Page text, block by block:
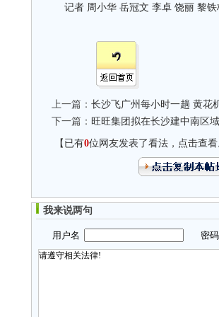
记者 周小华 岳冠文 李卓 饶丽 黎铁
上一篇： 长沙飞广州每小时一趟 黄花
下一篇： 旺旺集团拟在长沙建中南区
【已有0位网友发表了看法，点击查
我来说两句
用户名 密